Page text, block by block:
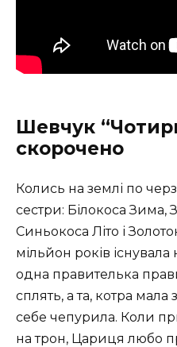
Шевчук
скорочено
Колись на землі по
сестри: Білокоса Зима,
Синьокоса Літо і
мільйон років
одна правителька
сплять, а та, котра мала
себе чепурила. Коли
на трон, Цариця любо